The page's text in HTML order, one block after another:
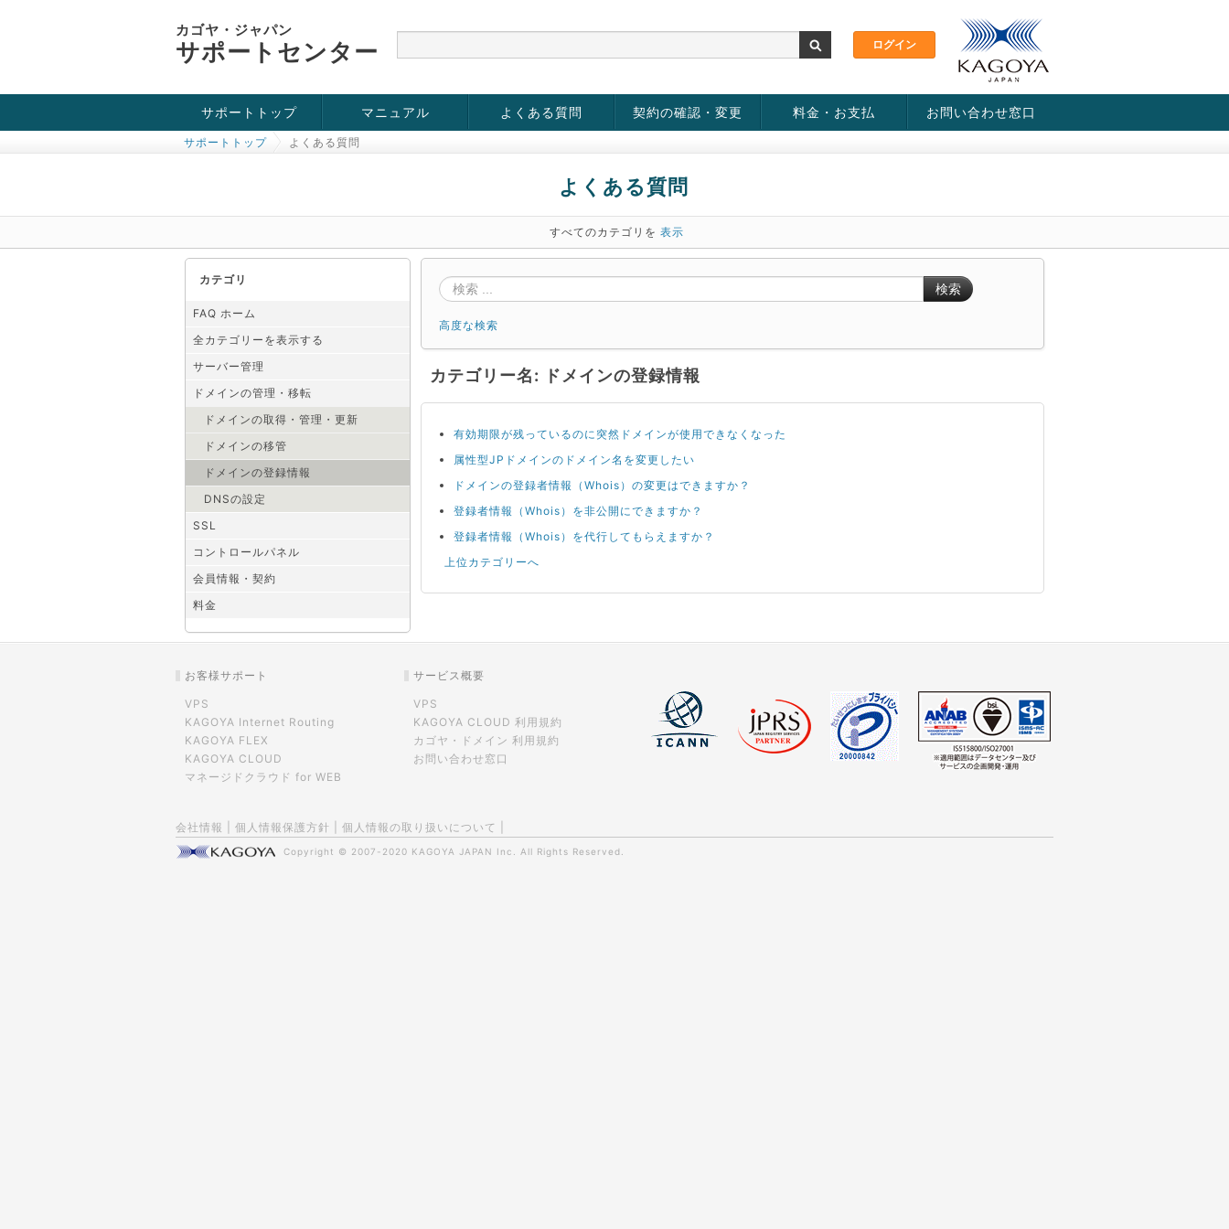
カゴヤ・ジャパン
サポートセンター
サポートトップ
お役立ち情報
チュートリアル
障害・メンテナンス情報
マニュアル よくある質問 契約の確認・変更 料金・お支払 お問い合わせ窓口
サポートトップ よくある質問
よくある質問
すべてのカテゴリを 表示
カテゴリ
FAQ ホーム
全カテゴリーを表示する
サーバー管理
ドメインの管理・移転
ドメインの取得・管理・更新
ドメインの移管
ドメインの登録情報
DNSの設定
SSL
コントロールパネル
会員情報・契約
料金
検索
高度な検索
カテゴリー名: ドメインの登録情報
有効期限が残っているのに突然ドメインが使用できなくなった
属性型JPドメインのドメイン名を変更したい
ドメインの登録者情報（Whois）の変更はできますか？
登録者情報（Whois）を非公開にできますか？
登録者情報（Whois）を代行してもらえますか？
上位カテゴリーへ
お客様サポート
VPS
KAGOYA Internet Routing
KAGOYA FLEX
KAGOYA CLOUD
マネージドクラウド for WEB
サービス概要
VPS
KAGOYA CLOUD 利用規約
カゴヤ・ドメイン 利用規約
お問い合わせ窓口
会社情報 個人情報保護方針 個人情報の取り扱いについて
Copyright © 2007-2020 KAGOYA JAPAN Inc. All Rights Reserved.